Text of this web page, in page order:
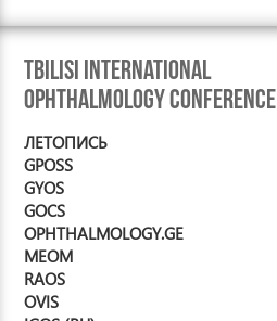
Tbilisi International
Ophthalmology Conference
ЛЕТОПИСЬ
GPOSS
GYOS
GOCS
OPHTHALMOLOGY.GE
MEOM
RAOS
OVIS